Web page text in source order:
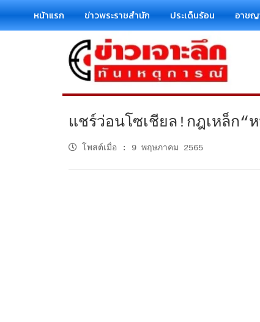
หน้าแรก ข่าวพระราชสำนัก ประเด็นร้อน อาชญ
แชร์ว่อนโซเชียล!กฎเหล็ก“
โพสต์เมื่อ : 9 พฤษภาคม 2565